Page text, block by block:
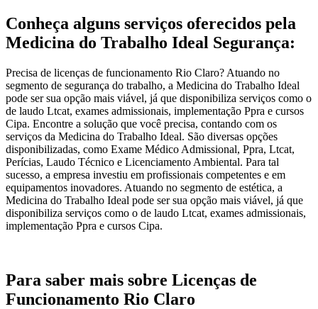
Conheça alguns serviços oferecidos pela
Medicina do Trabalho Ideal Segurança:
Precisa de licenças de funcionamento Rio Claro? Atuando no
segmento de segurança do trabalho, a Medicina do Trabalho Ideal
pode ser sua opção mais viável, já que disponibiliza serviços como o
de laudo Ltcat, exames admissionais, implementação Ppra e cursos
Cipa. Encontre a solução que você precisa, contando com os
serviços da Medicina do Trabalho Ideal. São diversas opções
disponibilizadas, como Exame Médico Admissional, Ppra, Ltcat,
Perícias, Laudo Técnico e Licenciamento Ambiental. Para tal
sucesso, a empresa investiu em profissionais competentes e em
equipamentos inovadores. Atuando no segmento de estética, a
Medicina do Trabalho Ideal pode ser sua opção mais viável, já que
disponibiliza serviços como o de laudo Ltcat, exames admissionais,
implementação Ppra e cursos Cipa.
Para saber mais sobre Licenças de
Funcionamento Rio Claro